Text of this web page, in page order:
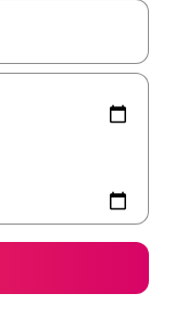
explore-os